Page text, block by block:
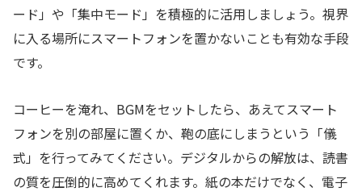
ード」や「集中モード」を積極的に活用しましょう。視界
に入る場所にスマートフォンを置かないことも有効な手段
です。
コーヒーを淹れ、BGMをセットしたら、あえてスマート
フォンを別の部屋に置くか、鞄の底にしまうという「儀
式」を行ってみてください。デジタルからの解放は、読書
の質を圧倒的に高めてくれます。紙の本だけでなく、電子